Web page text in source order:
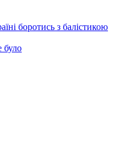
боротись з балістикою
було